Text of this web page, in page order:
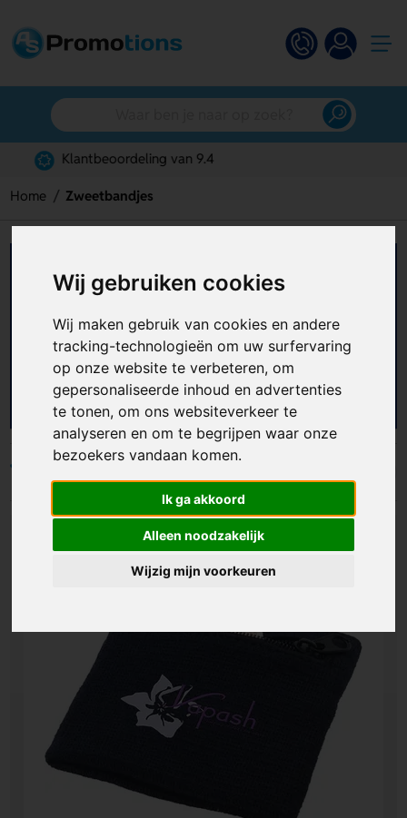
Wij gebruiken cookies
Wij maken gebruik van cookies en andere
tracking-technologieën om uw surfervaring
op onze website te verbeteren, om
gepersonaliseerde inhoud en advertenties
te tonen, om ons websiteverkeer te
analyseren en om te begrijpen waar onze
bezoekers vandaan komen.
Ik ga akkoord
Alleen noodzakelijk
Wijzig mijn voorkeuren
Gratis digitaal ontwerp
Home Zweetbandjes
Zweetbandjes bedrukken
echt opvalt? Met zweetbandjes bedrukken kies je
voor een praktisch en opvallend promotieartikel
dat perfect past bij events, sportcampagnes en
actieve merkpromotie. Bij AS Promotions helpen
we bedrijven, verenigingen en organisaties met
gepersonaliseerde zweetbandjes die comfort en
zichtbaarheid combineren. Ideaal als giveaway,
logo terugkomen op een product dat mensen
echt gebruiken én onthouden.
+ Lees meer